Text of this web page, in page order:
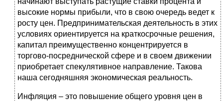
высокие нормы прибыли, что в свою очередь ведет к
росту цен. Предпринимательская деятельность в этих
условиях ориентируется на краткосрочные решения,
капитал преимущественно концентрируется в
торгово-посреднической сфере и в своем движении
приобретает спекулятивное направление. Такова
наша сегодняшняя экономическая реальность.
Инфляция – это повышение общего уровня цен в